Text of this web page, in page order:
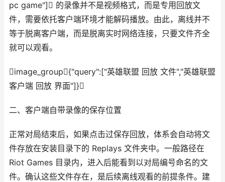
pc game"] 的录像并不是视频格式，而是专用回放文
件，需要依托客户端环境才能解码播放。由此，离线并不
等于脱离客户端，而是脱离实时网络连接，只要文件齐全
就可以观看。
image_group{"query":["英雄联盟 回放 文件","英雄联盟
客户端 回放 界面"]}
二、客户端自带录像的保存位置
正常对局结束后，如果点击过保存回放，体系会自动将文
件存放在安装目录下的 Replays 文件夹中。一般路径在
Riot Games 目录内，进入后能看到以对局编号命名的文
件。确认这些文件存在，是后续离线观看的前提条件。建